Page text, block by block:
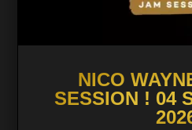
NICO
SESSION ! 04